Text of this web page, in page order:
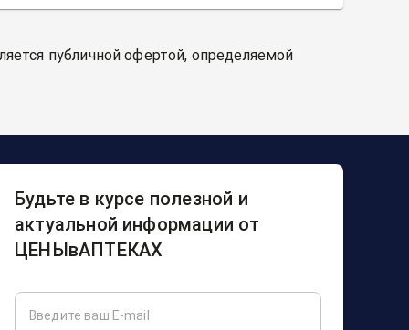
публичной офертой, определяемой
Будьте в курсе полезной и
актуальной информации от
ЦЕНЫвАПТЕКАХ